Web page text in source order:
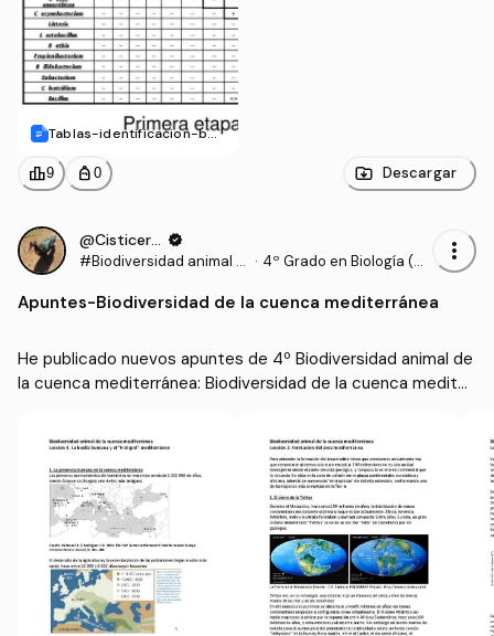
Tablas-identificacion-bac
leaderboard9 personal_bag 0 Descargar
@Cisticercoverified
#Biodiversidad animal d
a
· 4º Grado en Biología (U
more_vert
Apuntes-Biodiversidad de la cuenca mediterránea
He publicado nuevos apuntes de 4º Biodiversidad animal de
la cuenca mediterránea: Biodiversidad de la cuenca mediter